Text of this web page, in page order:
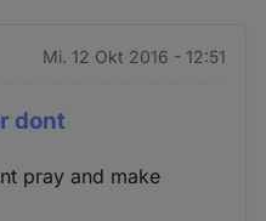
Mi. 12 Okt 2016 - 12:51
dont
pray and make